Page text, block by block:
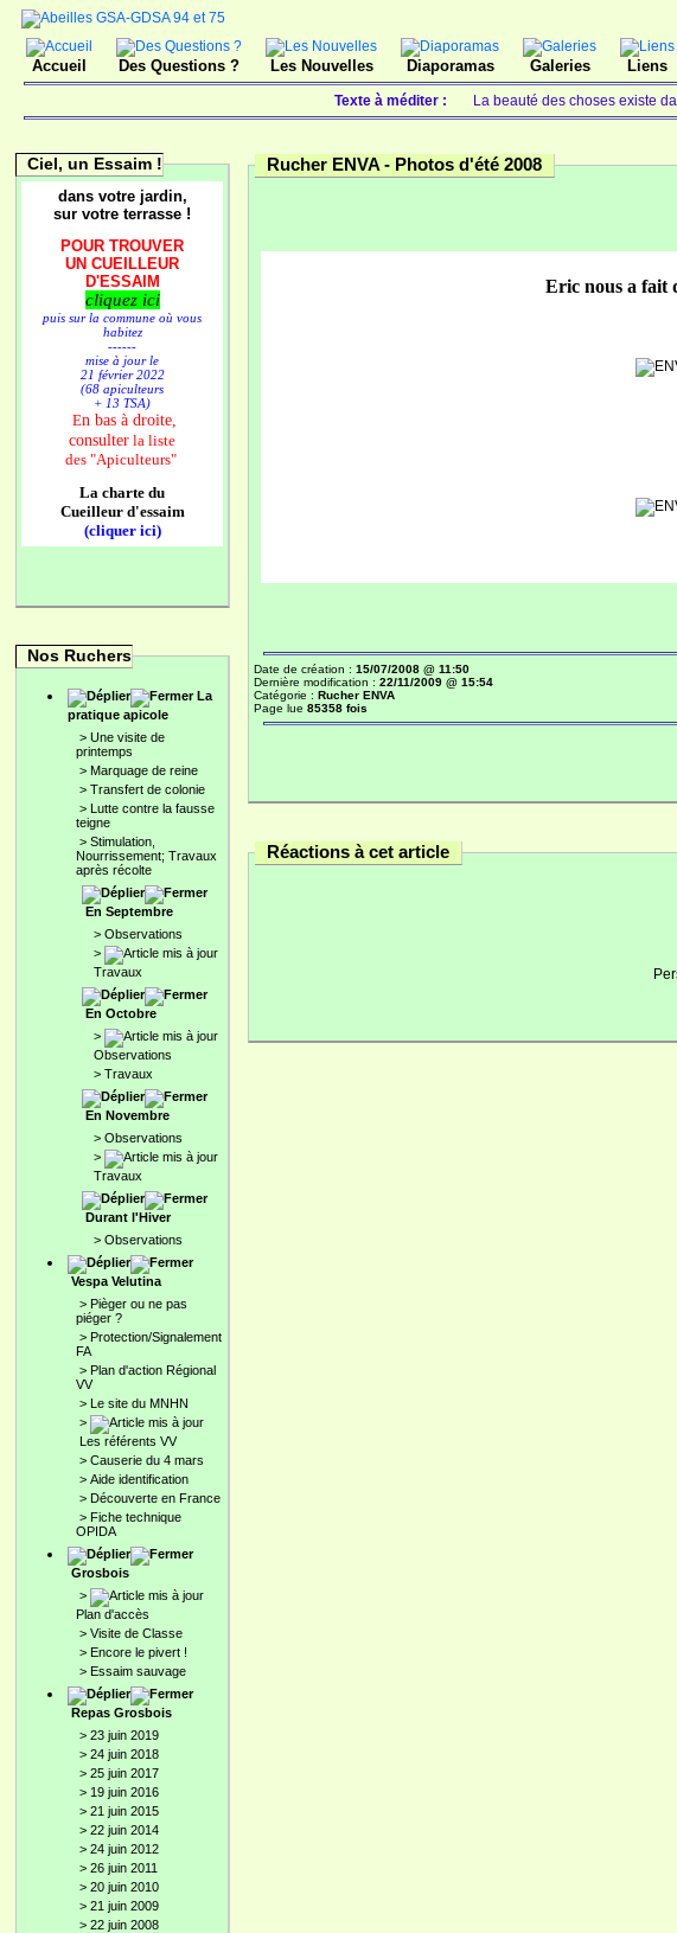
Accueil Des Questions ? Les Nouvelles Diaporamas Galeries Liens
Texte à méditer : La beauté des choses existe
Ciel, un Essaim !
dans votre jardin,
sur votre terrasse !
POUR TROUVER
UN CUEILLEUR
D'ESSAIM
cliquez ici
puis sur la commune où vous
habitez
------
mise à jour le
21 février 2022
(68 apiculteurs
+ 13 TSA)
En bas à droite,
consulter la liste
des "Apiculteurs"
La charte du
Cueilleur d'essaim
(cliquer ici)
Nos Ruchers
La
pratique apicole
> Une visite de
printemps
> Marquage de reine
> Transfert de colonie
> Lutte contre la fausse
teigne
> Stimulation,
Nourrissement; Travaux
après récolte
En Septembre
> Observations
>
Travaux
En Octobre
>
Observations
> Travaux
En Novembre
> Observations
>
Travaux
Durant l'Hiver
> Observations
Vespa Velutina
> Pièger ou ne pas
piéger ?
> Protection/Signalement
FA
> Plan d'action Régional
VV
> Le site du MNHN
>
Les référents VV
> Causerie du 4 mars
> Aide identification
> Découverte en France
> Fiche technique
OPIDA
Grosbois
>
Plan d'accès
> Visite de Classe
> Encore le pivert !
> Essaim sauvage
Repas Grosbois
> 23 juin 2019
> 24 juin 2018
> 25 juin 2017
> 19 juin 2016
> 21 juin 2015
> 22 juin 2014
> 24 juin 2012
> 26 juin 2011
> 20 juin 2010
> 21 juin 2009
> 22 juin 2008
Rucher ENVA - Photos d'été 2008
Eric nous a fait
Date de création : 15/07/2008 @ 11:50
Dernière modification : 22/11/2009 @ 15:54
Catégorie : Rucher ENVA
Page lue 85358 fois
Réactions à cet article